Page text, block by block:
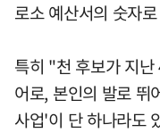
로소 예산서의 숫자
특히 "천 후보가 지
어로, 본인의 발로 뛰
사업'이 단 하나라도